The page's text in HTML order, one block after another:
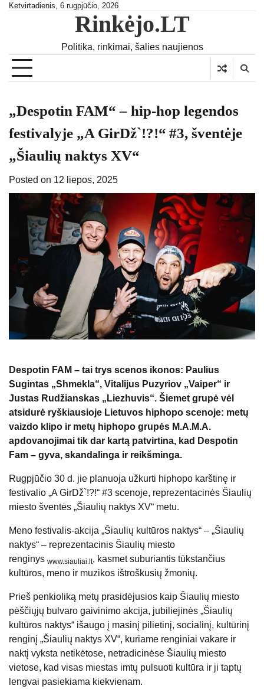
SkipKetvirtadienis, 6 rugpjūčio, 2026
Rinkėjo.LT
Politika, rinkimai, šalies naujienos
„Despotin FAM“ – hip-hop legendos
festivalyje „A GirDž`!?!“ #3, šventėje
„Šiaulių naktys XV“
Posted on 12 liepos, 2025
Despotin FAM – tai trys scenos ikonos: Paulius
Sugintas „Shmekla“, Vitalijus Puzyriov „Vaiper“ ir
Justas Rudžianskas „Liezhuvis“. Šiemet grupė vėl
atsidurė ryškiausioje Lietuvos hiphopo scenoje: metų
vaizdo klipo ir metų hiphopo grupės M.A.M.A.
apdovanojimai tik dar kartą patvirtina, kad Despotin
Fam – gyva, skandalinga ir reikšminga.
Rugpjūčio 30 d. jie planuoja užkurti hiphopo karštinę ir
festivalio „A GirDž`!?!“ #3 scenoje, reprezentacinės Šiaulių
miesto šventės „Šiaulių naktys XV“ metu.
Meno festivalis-akcija „Šiaulių kultūros naktys“ – „Šiaulių
naktys“ – reprezentacinis Šiaulių miesto
renginys www.siauliai.lt, kasmet suburiantis tūkstančius
kultūros, meno ir muzikos ištroškusių žmonių.
Prieš penkioliką metų prasidėjusios kaip Šiaulių miesto
pėščiųjų bulvaro gaivinimo akcija, jubiliejinės „Šiaulių
kultūros naktys“ išaugo į masinį pilietinį, socialinį, kultūrinį
renginį „Šiaulių naktys XV“, kuriame renginiai vakare ir
naktį vyksta netikėtose, netradicinėse Šiaulių miesto
vietose, kad visas miestas imtų pulsuoti kultūra ir ji taptų
lengvai pasiekiama kiekvienam.